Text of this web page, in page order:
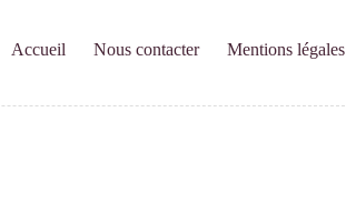
Accueil Nous contacter Mentions légales